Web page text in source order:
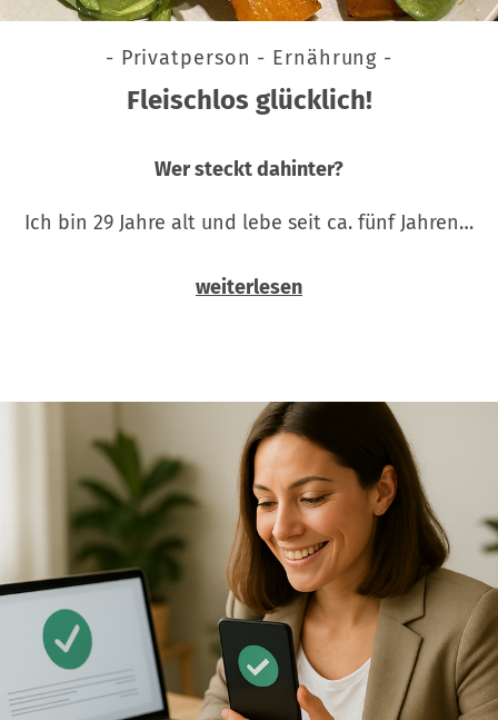
- Privatperson - Ernährung -
Fleischlos glücklich!
Wer steckt dahinter?
Ich bin 29 Jahre alt und lebe seit ca. fünf Jahren…
weiterlesen